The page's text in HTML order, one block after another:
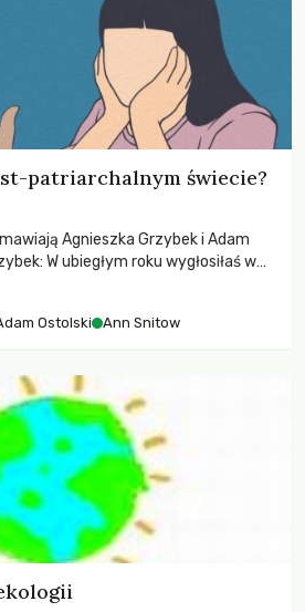
patriarchalnym świecie?
Agnieszka Grzybek i Adam
W ubiegłym roku wygłosiłaś w
na język polityki. Ann
zadomowił się w kulturze […]
Ostolski Ann Snitow